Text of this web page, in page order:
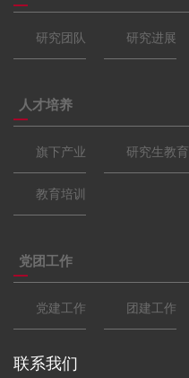
研究团队 研究进展
人才培养
旗下产业 研究生教育
教育培训
党团工作
党建工作 团建工作
联系我们